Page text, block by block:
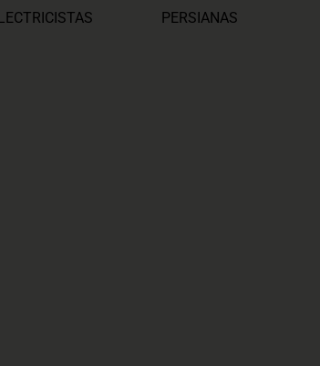
PERSIANAS